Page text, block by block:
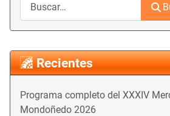
Recientes
Programa completo del XXXIV
Mondoñedo 2026